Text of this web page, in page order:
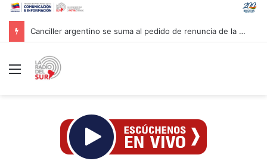
Canciller argentino se suma al pedido de renuncia de la vicepresidenta Villarruel
Menú